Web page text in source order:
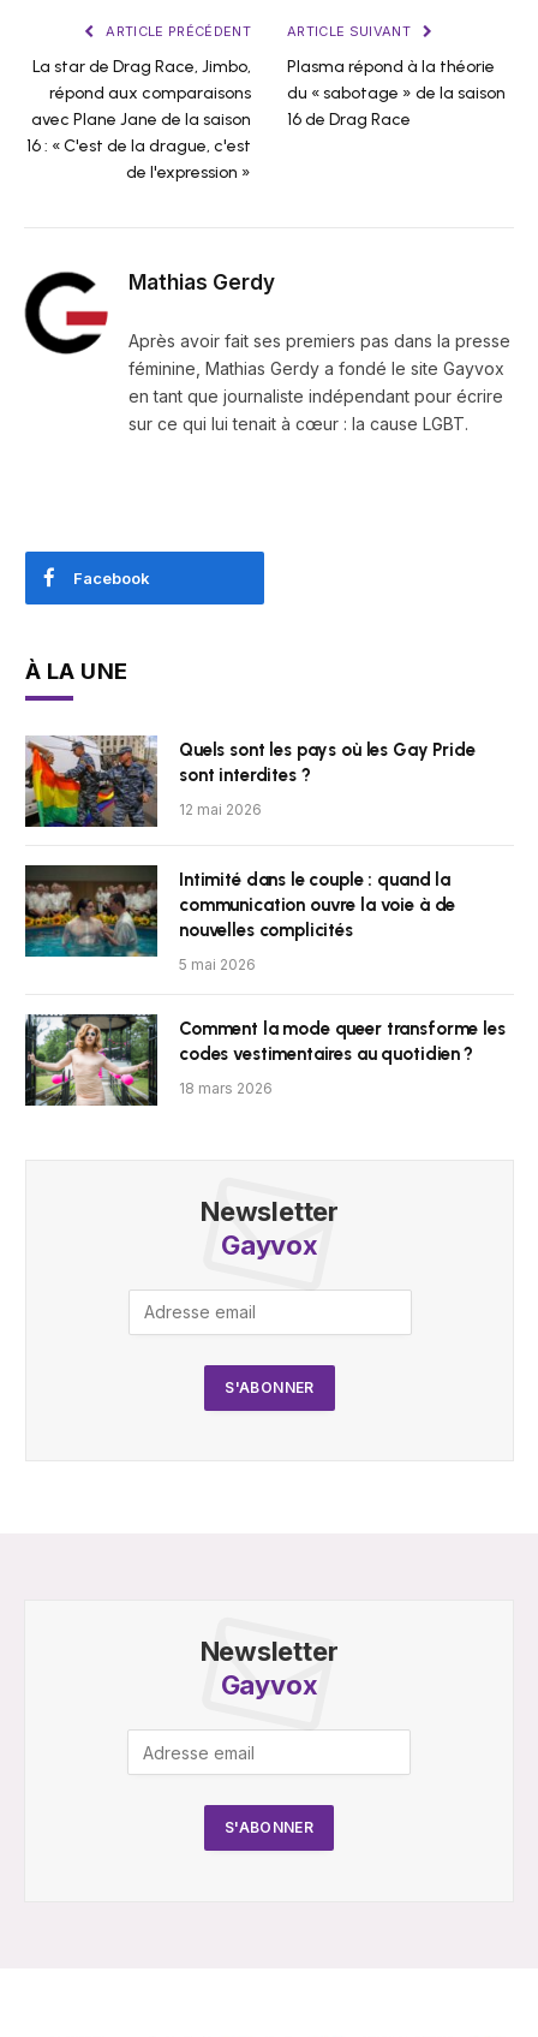
ARTICLE PRÉCÉDENT
La star de Drag Race, Jimbo,
répond aux comparaisons
avec Plane Jane de la saison
16 : « C'est de la drague, c'est
de l'expression »
ARTICLE SUIVANT
Plasma répond à la théorie
du « sabotage » de la saison
16 de Drag Race
Mathias Gerdy
Après avoir fait ses premiers pas dans la presse
féminine, Mathias Gerdy a fondé le site Gayvox
en tant que journaliste indépendant pour écrire
sur ce qui lui tenait à cœur : la cause LGBT.
Facebook
À LA UNE
Quels sont les pays où les Gay Pride
sont interdites ?
12 mai 2026
Intimité dans le couple : quand la
communication ouvre la voie à de
nouvelles complicités
5 mai 2026
Comment la mode queer transforme les
codes vestimentaires au quotidien ?
18 mars 2026
Newsletter
Gayvox
Newsletter
Gayvox